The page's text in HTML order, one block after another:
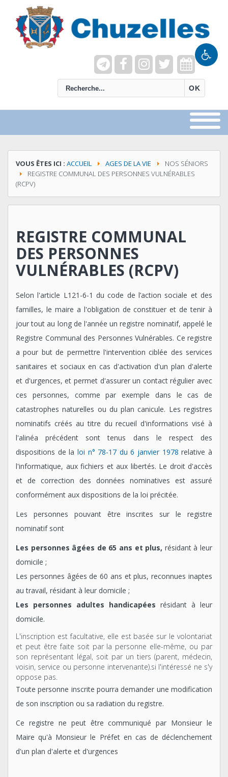
OK
VOUS ÊTES ICI : ACCUEIL AGES DE LA VIE
NOS SÉNIORS
REGISTRE COMMUNAL DES PERSONNES VULNÉRABLES
(RCPV)
REGISTRE COMMUNAL
DES PERSONNES
VULNÉRABLES (RCPV)
Selon l'article L121-6-1 du code de l’action sociale et des
familles, le maire a l'obligation de constituer et de tenir à
jour tout au long de l'année un registre nominatif, appelé le
Registre Communal des Personnes Vulnérables. Ce registre
a pour but de permettre l'intervention ciblée des services
sanitaires et sociaux en cas d'activation d'un plan d'alerte
et d'urgences, et permet d'assurer un contact régulier avec
ces personnes, comme par exemple dans le cas de
catastrophes naturelles ou du plan canicule. Les registres
nominatifs créés au titre du recueil d'informations visé à
l'alinéa précédent sont tenus dans le respect des
dispositions de la loi n° 78-17 du 6 janvier 1978relative à
l'informatique, aux fichiers et aux libertés. Le droit d'accès
et de correction des données nominatives est assuré
conformément aux dispositions de la loi précitée.
Les personnes pouvant être inscrites sur le registre
nominatif sont
Les personnes âgées de 65 ans et plus, résidant à leur
domicile ;
Les personnes âgées de 60 ans et plus, reconnues inaptes
au travail, résidant à leur domicile ;
Les personnes adultes handicapées résidant à leur
domicile.
L'inscription est facultative, elle est basée sur le volontariat
et peut être faite soit par la personne elle-même, ou par
son représentant légal, soit par un tiers (parent, médecin,
voisin, service ou personne intervenante).si l'intéressé ne s'y
oppose pas.
Toute personne inscrite pourra demander une modification
de son inscription ou sa radiation du registre.
Ce registre ne peut être communiqué par Monsieur le
Maire qu'à Monsieur le Préfet en cas de déclenchement
d'un plan d'alerte et d'urgences